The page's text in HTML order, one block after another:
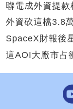
聯電成外資提
外資砍這檔3.8
SpaceX財報後
這AOI大廠市